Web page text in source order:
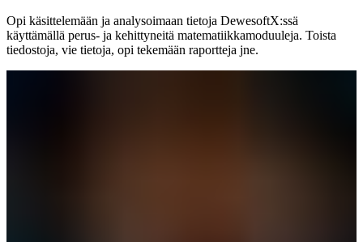
Opi käsittelemään ja analysoimaan tietoja DewesoftX:ssä
käyttämällä perus- ja kehittyneitä matematiikkamoduuleja. Toista
tiedostoja, vie tietoja, opi tekemään raportteja jne.